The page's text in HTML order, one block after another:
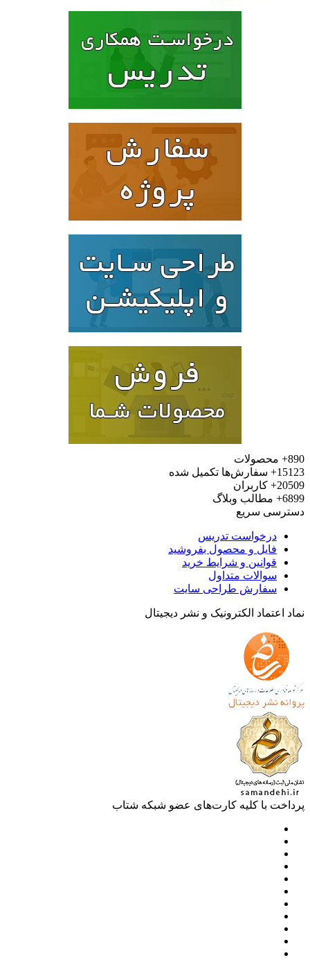
محصولات
سفارش‌ها تکمیل شده
کاربران
مطالب وبلاگ
سریع
درخواست تدریس
فایل و محصول بفروشید
قوانین و شرایط خرید
سوالات متداول
سفارش طراحی سایت
اعتماد الکترونیک و نشر دیجیتال
با کلیه کارت‌های عضو شبکه شتاب